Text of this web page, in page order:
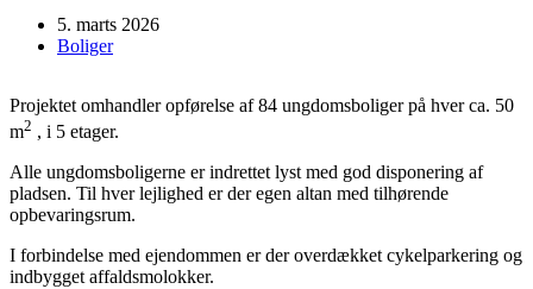
5. marts 2026
Boliger
Projektet omhandler opførelse af 84 ungdomsboliger på hver ca. 50
m2 , i 5 etager.
Alle ungdomsboligerne er indrettet lyst med god disponering af
pladsen. Til hver lejlighed er der egen altan med tilhørende
opbevaringsrum.
I forbindelse med ejendommen er der overdækket cykelparkering og
indbygget affaldsmolokker.